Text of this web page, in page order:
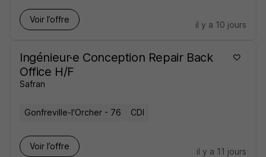
Voir l’offre
il y a 10 jours
Ingénieur·e Conception Repair Back
Office H/F
Safran
Gonfreville-l'Orcher - 76 CDI
Voir l’offre
il y a 11 jours